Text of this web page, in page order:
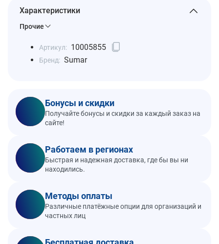
Характеристики
Прочие
Артикул: 10005855
Бренд: Sumar
Бонусы и скидки
Получайте бонусы и скидки за каждый заказ на
сайте!
Работаем в регионах
Быстрая и надежная доставка, где бы вы ни
находились.
Методы оплаты
Различные платёжные опции для организаций и
частных лиц